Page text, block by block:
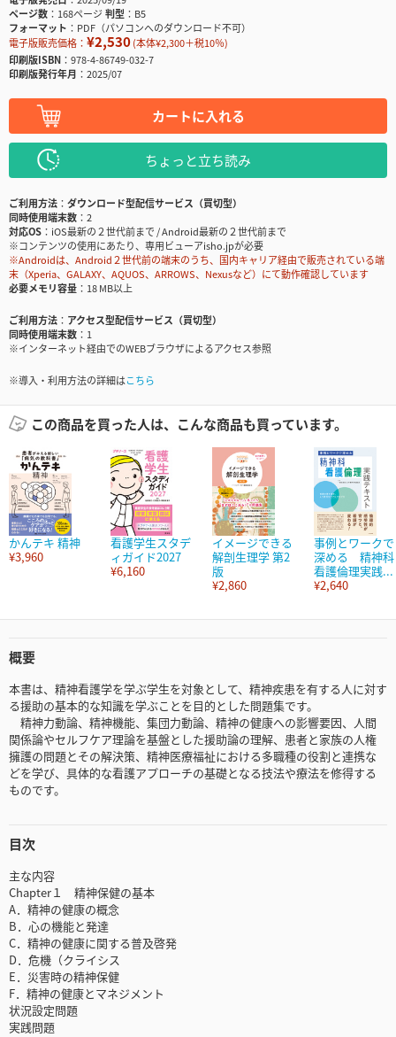
ページ数
168ページ判型
B5
フォーマット
PDF（パソコンへのダウンロード不可）
電子版販売価格： ¥2,530(本体¥2,300＋税10％)
印刷版ISBN
978-4-86749-032-7
印刷版発行年月
2025/07
カートに入れる
ちょっと立ち読み
ご利用方法
ダウンロード型配信サービス（買切型）
同時使用端末数
2
対応OS
iOS最新の２世代前まで / Android最新の２世代前まで
※コンテンツの使用にあたり、専用ビューアisho.jpが必要
※Androidは、Android２世代前の端末のうち、国内キャリア経由で販売されている端
末（Xperia、GALAXY、AQUOS、ARROWS、Nexusなど）にて動作確認しています
必要メモリ容量
18 MB以上
ご利用方法
アクセス型配信サービス（買切型）
同時使用端末数
1
※インターネット経由でのWEBブラウザによるアクセス参照
※導入・利用方法の詳細はこちら
この商品を買った人は、こんな商品も買っています。
かんテキ 精神
¥3,960
看護学生スタデ
ィガイド2027
¥6,160
イメージできる
解剖生理学 第2
版
¥2,860
事例とワークで
深める 精神科
看護倫理実践...
¥2,640
概要
本書は、精神看護学を学ぶ学生を対象として、精神疾患を有する人に対す
る援助の基本的な知識を学ぶことを目的とした問題集です。
精神力動論、精神機能、集団力動論、精神の健康への影響要因、人間
関係論やセルフケア理論を基盤とした援助論の理解、患者と家族の人権
擁護の問題とその解決策、精神医療福祉における多職種の役割と連携な
どを学び、具体的な看護アプローチの基礎となる技法や療法を修得する
ものです。
目次
主な内容
Chapter１ 精神保健の基本
A．精神の健康の概念
B．心の機能と発達
C．精神の健康に関する普及啓発
D．危機（クライシス
E．災害時の精神保健
F．精神の健康とマネジメント
状況設定問題
実践問題